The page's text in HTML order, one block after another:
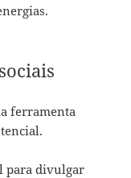
ferramenta
para divulgar